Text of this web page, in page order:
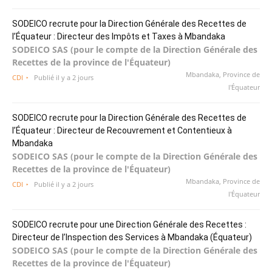
SODEICO recrute pour la Direction Générale des Recettes de
l’Équateur : Directeur des Impôts et Taxes à Mbandaka
SODEICO SAS (pour le compte de la Direction Générale des
Recettes de la province de l'Équateur)
Mbandaka, Province de
l'Équateur
CDI Publié il y a 2 jours
SODEICO recrute pour la Direction Générale des Recettes de
l’Équateur : Directeur de Recouvrement et Contentieux à
Mbandaka
SODEICO SAS (pour le compte de la Direction Générale des
Recettes de la province de l'Équateur)
Mbandaka, Province de
l'Équateur
CDI Publié il y a 2 jours
SODEICO recrute pour une Direction Générale des Recettes :
Directeur de l’Inspection des Services à Mbandaka (Équateur)
SODEICO SAS (pour le compte de la Direction Générale des
Recettes de la province de l'Équateur)